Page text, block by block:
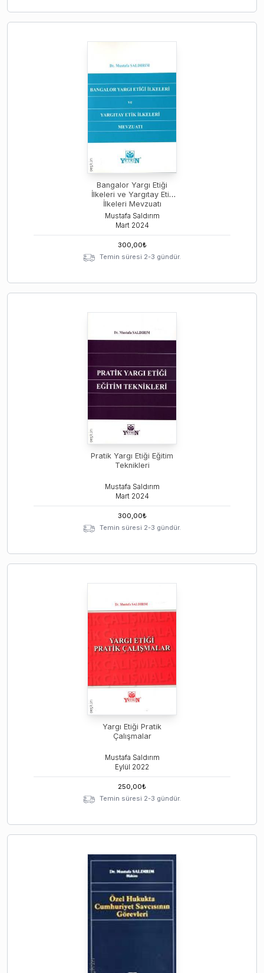
Bangalor Yargı Etiği
İlkeleri ve Yargıtay Etik
İlkeleri Mevzuatı
Mustafa Saldırım
Mart 2024
300,00₺
Temin süresi 2-3 gündür.
Pratik Yargı Etiği Eğitim
Teknikleri
Mustafa Saldırım
Mart 2024
300,00₺
Temin süresi 2-3 gündür.
Yargı Etiği Pratik
Çalışmalar
Mustafa Saldırım
Eylül 2022
250,00₺
Temin süresi 2-3 gündür.